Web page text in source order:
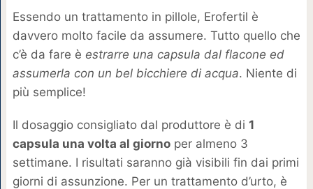
Essendo un trattamento in pillole, Erofertil è
davvero molto facile da assumere. Tutto quello che
c’è da fare è estrarre una capsula dal flacone ed
assumerla con un bel bicchiere di acqua. Niente di
più semplice!
Il dosaggio consigliato dal produttore è di 1
capsula una volta al giornoper almeno 3
settimane. I risultati saranno già visibili fin dai primi
giorni di assunzione. Per un trattamento d’urto, è